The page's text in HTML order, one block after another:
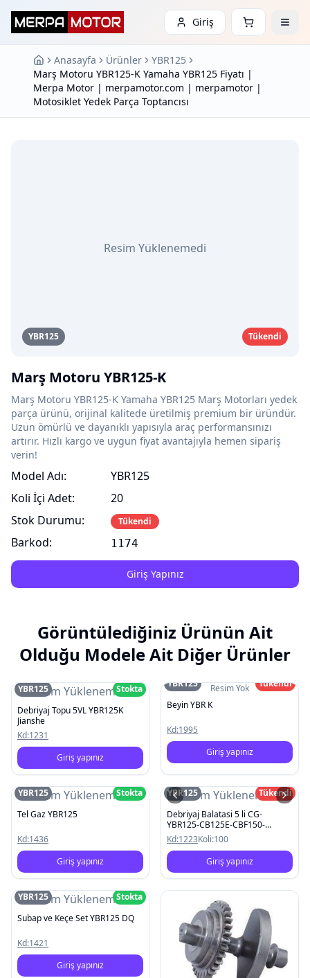
Giriş
Anasayfa Ürünler
YBR125
Marş Motoru YBR125-K Yamaha YBR125 Fiyatı |
Merpa Motor | merpamotor.com | merpamotor |
Motosiklet Yedek Parça Toptancısı
YBR125 Tükendi
Resim Yüklenemedi
Marş Motoru YBR125-K
Marş Motoru YBR125-K Yamaha YBR125 Marş Motorları yedek
parça ürünü, orijinal kalitede üretilmiş premium bir üründür.
Uzun ömürlü ve dayanıklı yapısıyla araç performansınızı
artırır. Hızlı kargo ve uygun fiyat avantajıyla hemen sipariş
verin!
Model Adı:
Koli İçi Adet:
Stok Durumu:
Barkod:
YBR125
20
Tükendi
1174
Giriş Yapınız
Görüntülediğiniz Ürünün Ait
Olduğu Modele Ait Diğer Ürünler
Resim Yüklenemedi
YBR125
Stokta
Debriyaj Topu 5VL YBR125K
Jianshe
Kd:1231
Giriş yapınız
Resim Yok
YBR125
Tükendi
Beyin YBR K
Kd:1995
Giriş yapınız
Resim Yüklenemedi
YBR125
Stokta
Tel Gaz YBR125
Kd:1436
Giriş yapınız
Resim Yüklenemedi
YBR125
Tükendi
Debriyaj Balatasi 5 li CG-
YBR125-CB125E-CBF150-
Titan125
Kd:1223Koli:100
Giriş yapınız
Resim Yüklenemedi
YBR125
Stokta
Subap ve Keçe Set YBR125 DQ
Kd:1421
Giriş yapınız